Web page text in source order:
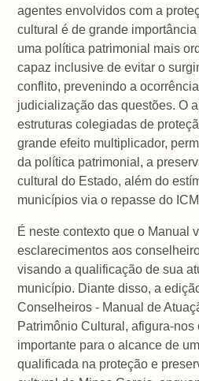
agentes envolvidos com a
cultural é de grande
uma política patrimonial mais
capaz inclusive de evitar o
conflito, prevenindo a
judicialização das questões. O
estruturas colegiadas de
grande efeito multiplicador,
da política patrimonial, a
cultural do Estado, além do
municípios via o repasse do
É neste contexto que o Manual
esclarecimentos aos
visando a qualificação de sua
município. Diante disso, a
Conselheiros - Manual de
Patrimônio Cultural, afigura-nos
importante para o alcance de
qualificada na proteção e